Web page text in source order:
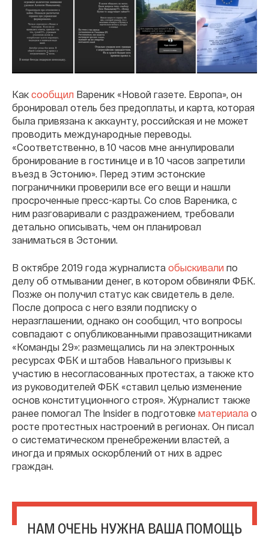
Как сообщил Вареник «Новой газете. Европа», он
бронировал отель без предоплаты, и карта, которая
была привязана к аккаунту, российская и не может
проводить международные переводы.
«Соответственно, в 10 часов мне аннулировали
бронирование в гостинице и в 10 часов запретили
въезд в Эстонию». Перед этим эстонские
пограничники проверили все его вещи и нашли
просроченные пресс-карты. Со слов Вареника, с
ним разговаривали с раздражением, требовали
детально описывать, чем он планировал
заниматься в Эстонии.
В октябре 2019 года журналиста обыскивали по
делу об отмывании денег, в котором обвиняли ФБК.
Позже он получил статус как свидетель в деле.
После допроса с него взяли подписку о
неразглашении, однако он сообщил, что вопросы
совпадают с опубликованными правозащитниками
«Команды 29»: размещались ли на электронных
ресурсах ФБК и штабов Навального призывы к
участию в несогласованных протестах, а также кто
из руководителей ФБК «ставил целью изменение
основ конституционного строя». Журналист также
ранее помогал The Insider в подготовке материала о
росте протестных настроений в регионах. Он писал
о систематическом пренебрежении властей, а
иногда и прямых оскорблений от них в адрес
граждан.
НАМ ОЧЕНЬ НУЖНА ВАША ПОМОЩЬ